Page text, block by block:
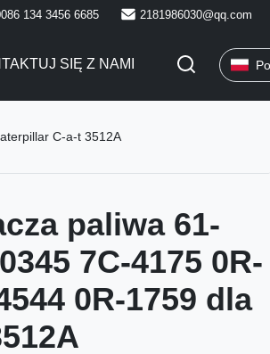
134 3456 6685 2181986030@qq.com
SIĘ Z NAMI
C-a-t 3512A
paliwa 61-
7C-4175 0R-
0R-1759 dla